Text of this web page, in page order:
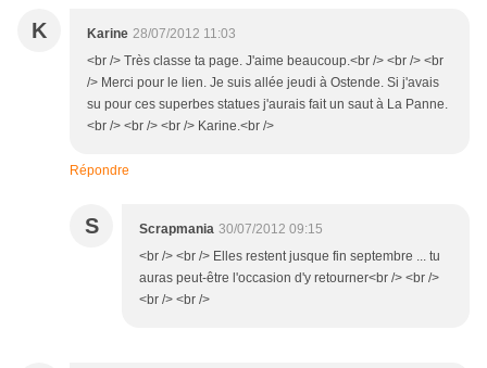
K Karine 28/07/2012 11:03
<br /> Très classe ta page. J'aime beaucoup.<br /> <br /> <br
/> Merci pour le lien. Je suis allée jeudi à Ostende. Si j'avais
su pour ces superbes statues j'aurais fait un saut à La Panne.
<br /> <br /> <br /> Karine.<br />
Répondre
S Scrapmania 30/07/2012 09:15
<br /> <br /> Elles restent jusque fin septembre ... tu
auras peut-être l'occasion d'y retourner<br /> <br />
<br /> <br />